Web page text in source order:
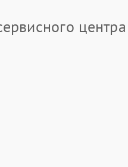
центра